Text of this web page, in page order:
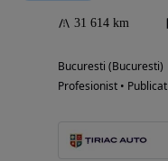
31 614 km
Bucuresti (Bucuresti)
Profesionist • Publicat